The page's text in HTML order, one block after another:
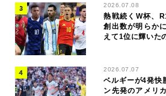
2026.07.08
熱戦続くW杯、
創出数が明らか
えて1位に輝いた
2026.07.07
ベルギーが4発
ン先発のアメリ